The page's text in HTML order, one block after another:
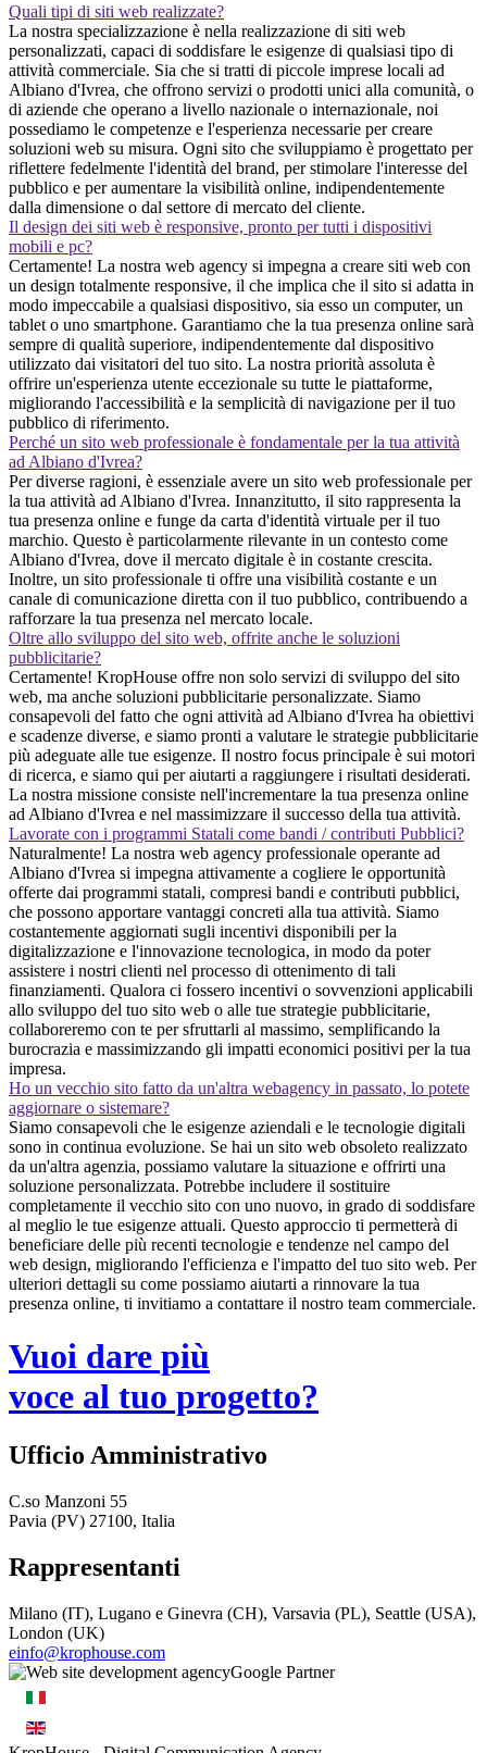
Quali tipi di siti web realizzate?
La nostra specializzazione è nella realizzazione di siti web
personalizzati, capaci di soddisfare le esigenze di qualsiasi tipo di
attività commerciale. Sia che si tratti di piccole imprese locali ad
Albiano d'Ivrea, che offrono servizi o prodotti unici alla comunità, o
di aziende che operano a livello nazionale o internazionale, noi
possediamo le competenze e l'esperienza necessarie per creare
soluzioni web su misura. Ogni sito che sviluppiamo è progettato per
riflettere fedelmente l'identità del brand, per stimolare l'interesse del
pubblico e per aumentare la visibilità online, indipendentemente
dalla dimensione o dal settore di mercato del cliente.
Il design dei siti web è responsive, pronto per tutti i dispositivi
mobili e pc?
Certamente! La nostra web agency si impegna a creare siti web con
un design totalmente responsive, il che implica che il sito si adatta in
modo impeccabile a qualsiasi dispositivo, sia esso un computer, un
tablet o uno smartphone. Garantiamo che la tua presenza online sarà
sempre di qualità superiore, indipendentemente dal dispositivo
utilizzato dai visitatori del tuo sito. La nostra priorità assoluta è
offrire un'esperienza utente eccezionale su tutte le piattaforme,
migliorando l'accessibilità e la semplicità di navigazione per il tuo
pubblico di riferimento.
Perché un sito web professionale è fondamentale per la tua attività
ad Albiano d'Ivrea?
Per diverse ragioni, è essenziale avere un sito web professionale per
la tua attività ad Albiano d'Ivrea. Innanzitutto, il sito rappresenta la
tua presenza online e funge da carta d'identità virtuale per il tuo
marchio. Questo è particolarmente rilevante in un contesto come
Albiano d'Ivrea, dove il mercato digitale è in costante crescita.
Inoltre, un sito professionale ti offre una visibilità costante e un
canale di comunicazione diretta con il tuo pubblico, contribuendo a
rafforzare la tua presenza nel mercato locale.
Oltre allo sviluppo del sito web, offrite anche le soluzioni
pubblicitarie?
Certamente! KropHouse offre non solo servizi di sviluppo del sito
web, ma anche soluzioni pubblicitarie personalizzate. Siamo
consapevoli del fatto che ogni attività ad Albiano d'Ivrea ha obiettivi
e scadenze diverse, e siamo pronti a valutare le strategie pubblicitarie
più adeguate alle tue esigenze. Il nostro focus principale è sui motori
di ricerca, e siamo qui per aiutarti a raggiungere i risultati desiderati.
La nostra missione consiste nell'incrementare la tua presenza online
ad Albiano d'Ivrea e nel massimizzare il successo della tua attività.
Lavorate con i programmi Statali come bandi / contributi Pubblici?
Naturalmente! La nostra web agency professionale operante ad
Albiano d'Ivrea si impegna attivamente a cogliere le opportunità
offerte dai programmi statali, compresi bandi e contributi pubblici,
che possono apportare vantaggi concreti alla tua attività. Siamo
costantemente aggiornati sugli incentivi disponibili per la
digitalizzazione e l'innovazione tecnologica, in modo da poter
assistere i nostri clienti nel processo di ottenimento di tali
finanziamenti. Qualora ci fossero incentivi o sovvenzioni applicabili
allo sviluppo del tuo sito web o alle tue strategie pubblicitarie,
collaboreremo con te per sfruttarli al massimo, semplificando la
burocrazia e massimizzando gli impatti economici positivi per la tua
impresa.
Ho un vecchio sito fatto da un'altra webagency in passato, lo potete
aggiornare o sistemare?
Siamo consapevoli che le esigenze aziendali e le tecnologie digitali
sono in continua evoluzione. Se hai un sito web obsoleto realizzato
da un'altra agenzia, possiamo valutare la situazione e offrirti una
soluzione personalizzata. Potrebbe includere il sostituire
completamente il vecchio sito con uno nuovo, in grado di soddisfare
al meglio le tue esigenze attuali. Questo approccio ti permetterà di
beneficiare delle più recenti tecnologie e tendenze nel campo del
web design, migliorando l'efficienza e l'impatto del tuo sito web. Per
ulteriori dettagli su come possiamo aiutarti a rinnovare la tua
presenza online, ti invitiamo a contattare il nostro team commerciale.
Vuoi dare più
voce al tuo progetto?
Ufficio Amministrativo
C.so Manzoni 55
Pavia (PV) 27100, Italia
Rappresentanti
Milano (IT), Lugano e Ginevra (CH), Varsavia (PL), Seattle (USA),
London (UK)
einfo@krophouse.com